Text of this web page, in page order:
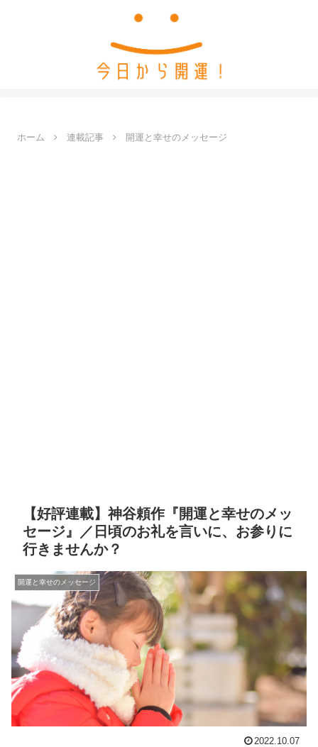
ホーム 連載記事 開運と幸せのメッセージ
【好評連載】神谷頼作『開運と幸せのメッ
セージ』／日頃のお礼を言いに、お参りに
行きませんか？
開運と幸せのメッセージ
2022.10.07